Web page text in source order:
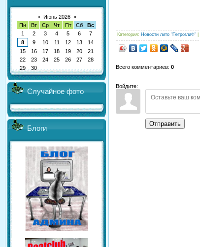
« Июнь 2026 »
Пн
Вт Ср Чт Пт Сб
Вс
1
2 3 4 5 6
7
8
9 10 11 12 13
14
15
16 17 18 19 20
21
22
23 24 25 26 27
28
29
30
Случайное фото
Блоги
Категория: Новости лито "ПетроглиФ"
Всего комментариев: 0
Войдите:
Отправить